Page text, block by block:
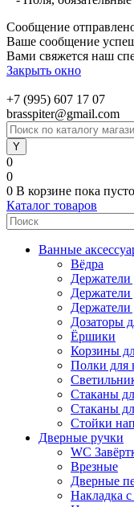
Сообщение
Ваше сообщение
Вами свяжется наш
Закрыть окно
+7 (995) 607 17 07
brasspiter@gmail.com
0
0
0 В корзине пока пусто
Каталог товаров
Ванные
Вёдра
Держатели
Держатели
Дозаторы
Ёршики
Корзины
Полки для
Стаканы
Стаканы
Стойки
Дверные ручки
WC
Врезные
Дверные
Накладка